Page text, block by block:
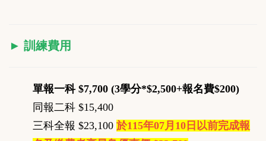
► 訓練費用
單報一科 $7,700 (3學分*$2,500+報名費$200)
同報二科 $15,400
三科全報 $23,100 於115年07月10日以前完成報